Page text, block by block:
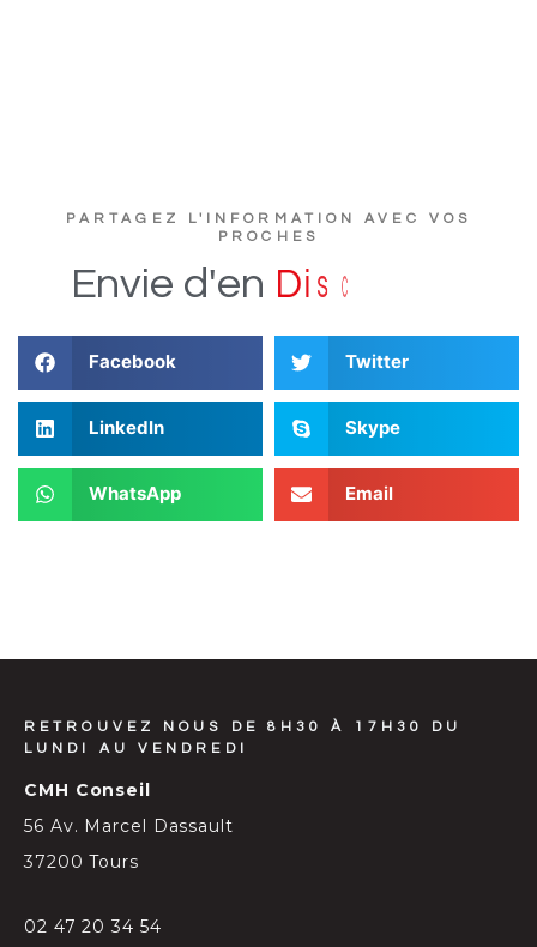
PARTAGEZ L'INFORMATION AVEC VOS
PROCHES
Envie d'en Dis c
Facebook Twitter
LinkedIn Skype
WhatsApp Email
RETROUVEZ NOUS DE 8H30 À 17H30 DU
LUNDI AU VENDREDI
CMH Conseil
56 Av. Marcel Dassault
37200 Tours
02 47 20 34 54